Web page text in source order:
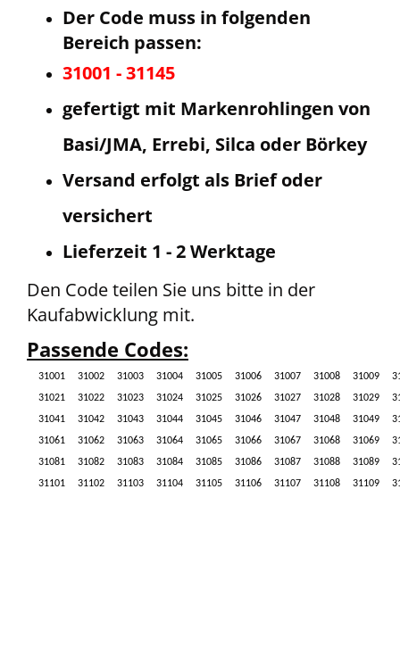
Der Code muss in folgenden
Bereich passen:
31001 - 31145
gefertigt mit Markenrohlingen von
Basi/JMA, Errebi, Silca oder Börkey
Versand erfolgt als Brief oder
versichert
Lieferzeit 1 - 2 Werktage
Den Code teilen Sie uns bitte in der
Kaufabwicklung mit.
Passende Codes:
31001 31002 31003 31004 31005 31006 31007 31008 31009
31021
31022 31023 31024 31025 31026 31027 31028 31029
31041
31042 31043 31044 31045 31046 31047 31048 31049
31061
31062 31063 31064 31065 31066 31067 31068 31069
31081
31082 31083 31084 31085 31086 31087 31088 31089
31101
31102 31103 31104 31105 31106 31107 31108 31109